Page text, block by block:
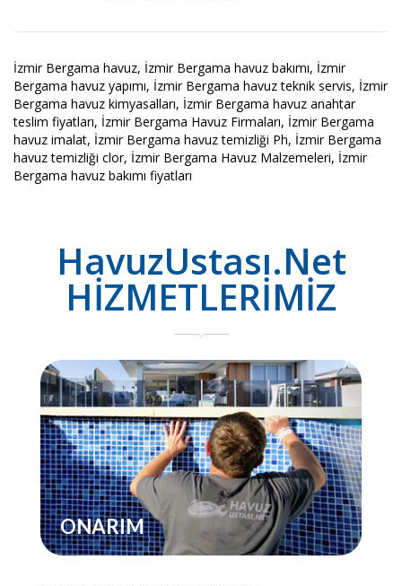
İzmir Bergama havuz, İzmir Bergama havuz bakımı, İzmir
Bergama havuz yapımı, İzmir Bergama havuz teknik servis, İzmir
Bergama havuz kimyasalları, İzmir Bergama havuz anahtar
teslim fiyatları, İzmir Bergama Havuz Firmaları, İzmir Bergama
havuz imalat, İzmir Bergama havuz temizliği Ph, İzmir Bergama
havuz temizliği clor, İzmir Bergama Havuz Malzemeleri, İzmir
Bergama havuz bakımı fiyatları
HavuzUstası.Net
HİZMETLERİMİZ
ONARIM